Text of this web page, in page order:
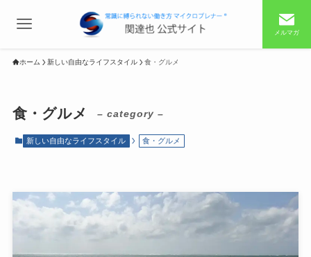
メルマガ
ホーム 新しい自由なライフスタイル 食・グルメ
食・グルメ – category –
新しい自由なライフスタイル 食・グルメ